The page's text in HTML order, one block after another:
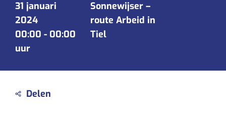
31 januari
2024
00:00 - 00:00
uur
Sonnewijser –
route Arbeid in
Tiel